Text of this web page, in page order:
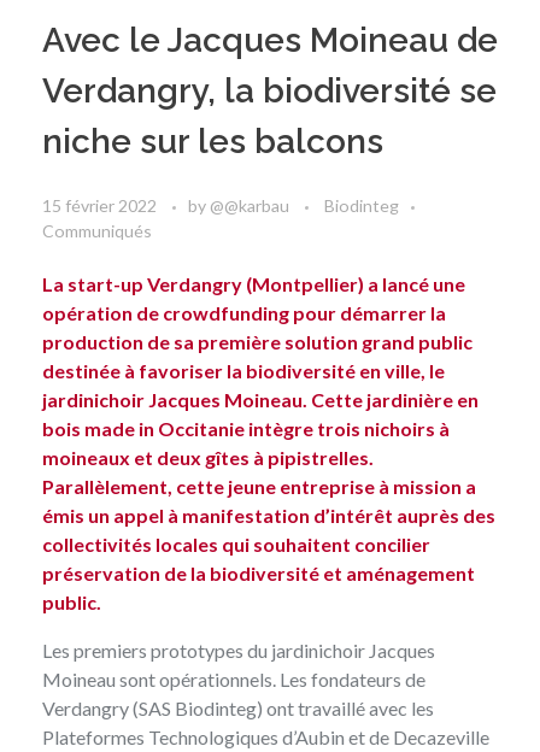
Avec le Jacques Moineau de
Verdangry, la biodiversité se
niche sur les balcons
15 février 2022 by @@karbau
Biodinteg
Communiqués
La start-up Verdangry (Montpellier) a lancé une
opération de crowdfunding pour démarrer la
production de sa première solution grand public
destinée à favoriser la biodiversité en ville, le
jardinichoir Jacques Moineau. Cette jardinière en
bois made in Occitanie intègre trois nichoirs à
moineaux et deux gîtes à pipistrelles.
Parallèlement, cette jeune entreprise à mission a
émis un appel à manifestation d’intérêt auprès des
collectivités locales qui souhaitent concilier
préservation de la biodiversité et aménagement
public.
Les premiers prototypes du jardinichoir Jacques
Moineau sont opérationnels. Les fondateurs de
Verdangry(SAS Biodinteg) ont travaillé avec les
Plateformes Technologiques d’Aubin et de Decazeville